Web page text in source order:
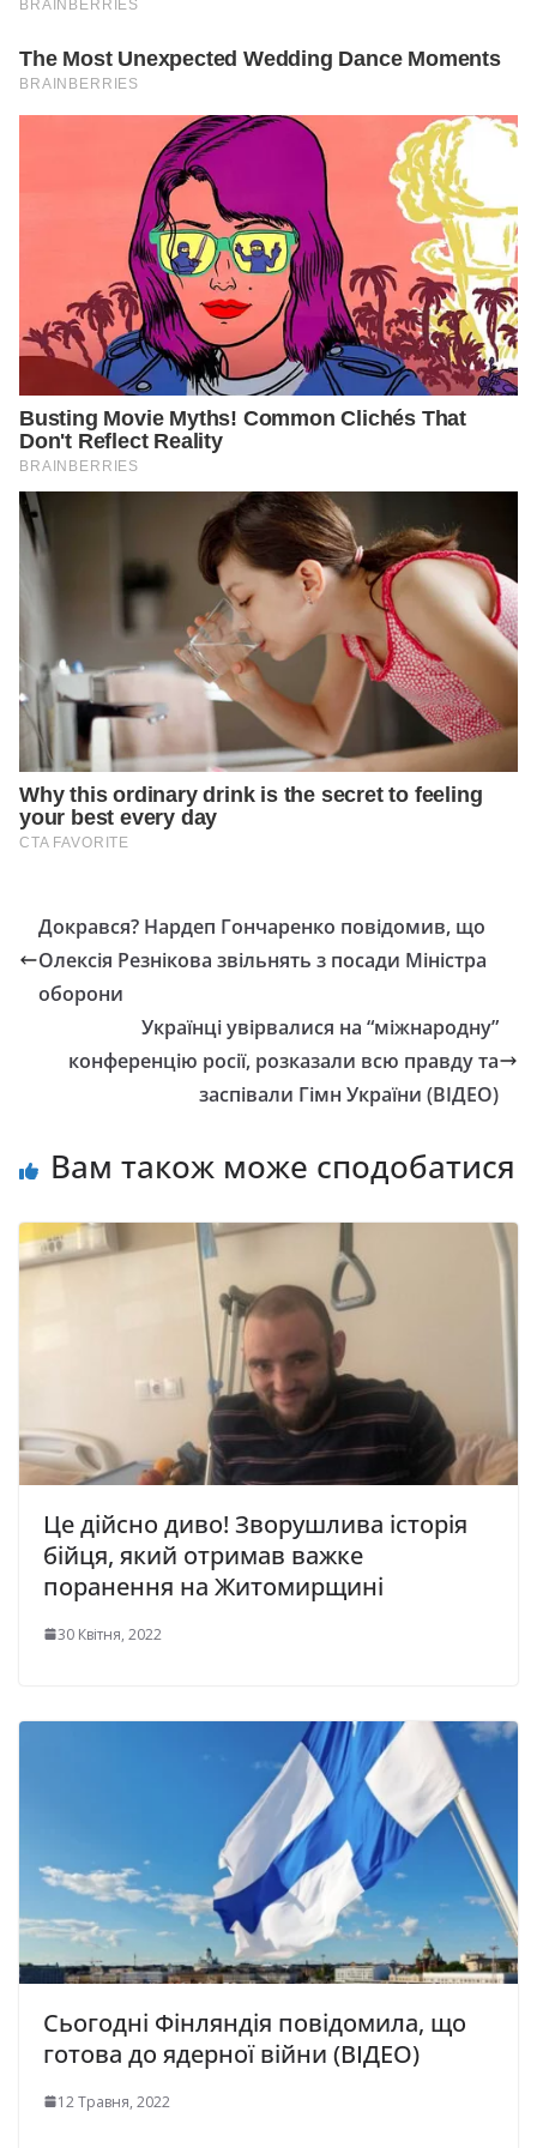
Докрався? Нардеп Гончаренко повідомив, що
Олексія Резнікова звільнять з посади Міністра
оборони
Українці увірвалися на “міжнародну”
конференцію росії, розказали всю правду та
заспівали Гімн України (ВІДЕО)
Вам також може сподобатися
Це дійсно диво! Зворушлива історія
бійця, який отримав важке
поранення на Житомирщині
30 Квітня, 2022
Сьогодні Фінляндія повідомила, що
готова до ядерної війни (ВІДЕО)
12 Травня, 2022